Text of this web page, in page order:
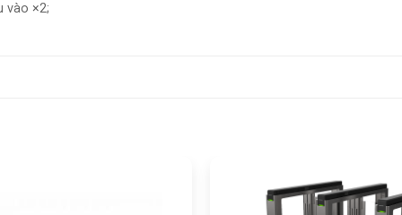
vào ×2;